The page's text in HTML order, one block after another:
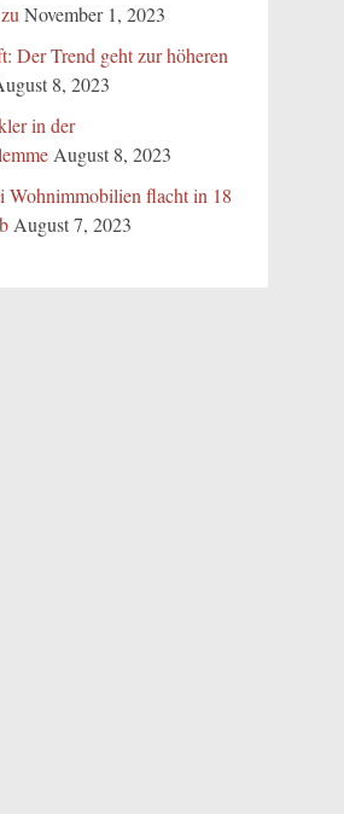
November 1, 2023
Der Trend geht zur höheren
8, 2023
in der
August 8, 2023
Wohnimmobilien flacht in 18
August 7, 2023